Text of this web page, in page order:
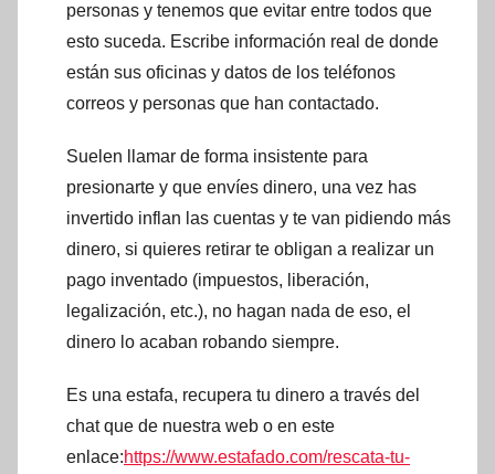
personas y tenemos que evitar entre todos que
esto suceda. Escribe información real de donde
están sus oficinas y datos de los teléfonos
correos y personas que han contactado.
Suelen llamar de forma insistente para
presionarte y que envíes dinero, una vez has
invertido inflan las cuentas y te van pidiendo más
dinero, si quieres retirar te obligan a realizar un
pago inventado (impuestos, liberación,
legalización, etc.), no hagan nada de eso, el
dinero lo acaban robando siempre.
Es una estafa, recupera tu dinero a través del
chat que de nuestra web o en este
enlace:https://www.estafado.com/rescata-tu-